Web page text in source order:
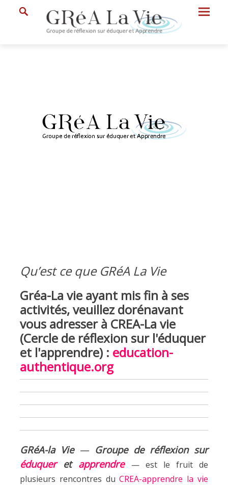
de
Réflexion
Menu
Qu’est ce que GRéA La Vie
Gréa-La vie ayant mis fin à ses
activités, veuillez dorénavant
vous adresser à CREA-La vie
(Cercle de réflexion sur l'éduquer
et l'apprendre) : education-
authentique.org
GRéA-la Vie —Groupe de réflexion sur
éduqueret apprendre — est le fruit de
plusieurs rencontres duCREA-apprendre la vie